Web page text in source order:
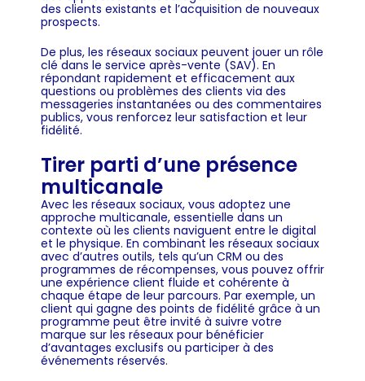
des clients existants et l’acquisition de nouveaux
prospects.
De plus, les réseaux sociaux peuvent jouer un rôle
clé dans le service après-vente (SAV). En
répondant rapidement et efficacement aux
questions ou problèmes des clients via des
messageries instantanées ou des commentaires
publics, vous renforcez leur satisfaction et leur
fidélité.
Tirer parti d’une présence
multicanale
Avec les réseaux sociaux, vous adoptez une
approche multicanale, essentielle dans un
contexte où les clients naviguent entre le digital
et le physique. En combinant les réseaux sociaux
avec d’autres outils, tels qu’un CRM ou des
programmes de récompenses, vous pouvez offrir
une expérience client fluide et cohérente à
chaque étape de leur parcours. Par exemple, un
client qui gagne des points de fidélité grâce à un
programme peut être invité à suivre votre
marque sur les réseaux pour bénéficier
d’avantages exclusifs ou participer à des
événements réservés.